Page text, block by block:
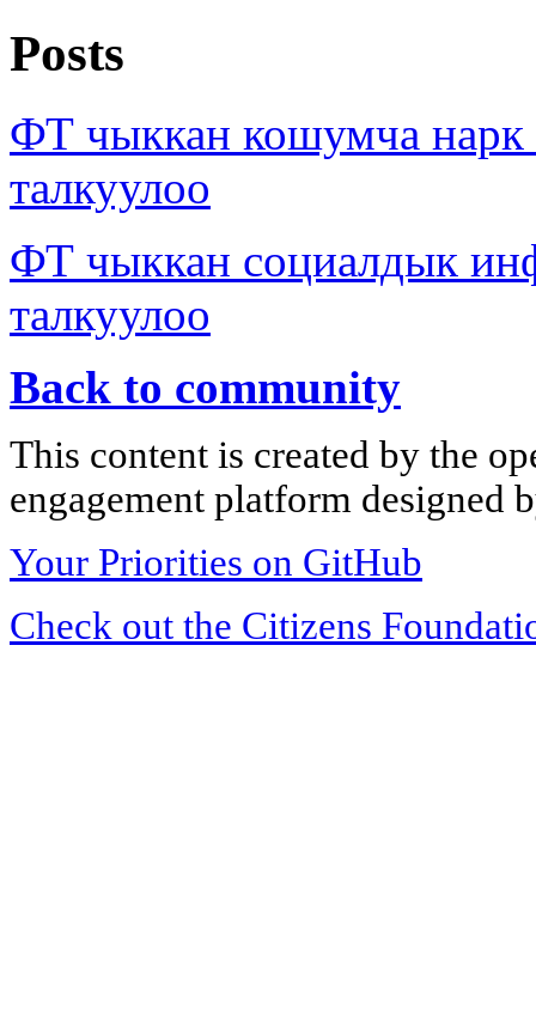
Posts
ФТ чыккан кошумча
талкуулоо
ФТ чыккан социалдык
талкуулоо
Back to community
This content is created by the
engagement platform designed
Your Priorities on GitHub
Check out the Citizens